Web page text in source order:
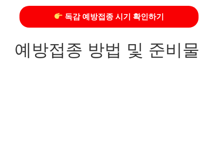
독감 예방접종 시기 확인하기
예방접종 방법 및 준비물